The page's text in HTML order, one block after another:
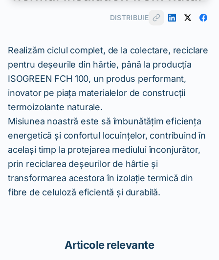
DISTRIBUIE
Realizăm ciclul complet, de la colectare, reciclare
pentru deșeurile din hârtie, până la producția
ISOGREEN FCH 100, un produs performant,
inovator pe piața materialelor de construcții
termoizolante naturale.
Misiunea noastră este să îmbunătățim eficiența
energetică și confortul locuințelor, contribuind în
același timp la protejarea mediului înconjurător,
prin reciclarea deșeurilor de hârtie și
transformarea acestora în izolație termică din
fibre de celuloză eficientă și durabilă.
Articole relevante